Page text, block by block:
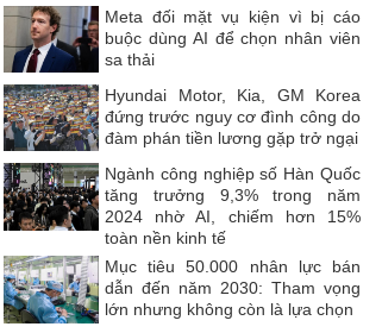
Meta đối mặt vụ kiện vì bị cáo
buộc dùng AI để chọn nhân viên
sa thải
Hyundai Motor, Kia, GM Korea
đứng trước nguy cơ đình công do
đàm phán tiền lương gặp trở ngại
Ngành công nghiệp số Hàn Quốc
tăng trưởng 9,3% trong năm
2024 nhờ AI, chiếm hơn 15%
toàn nền kinh tế
Mục tiêu 50.000 nhân lực bán
dẫn đến năm 2030: Tham vọng
lớn nhưng không còn là lựa chọn